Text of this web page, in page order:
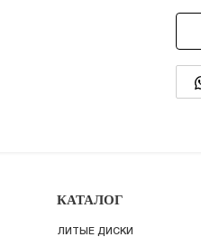
КАТАЛОГ
ЛИТЫЕ ДИСКИ